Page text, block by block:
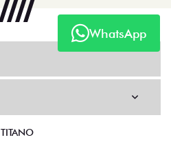
WhatsApp
TITANO